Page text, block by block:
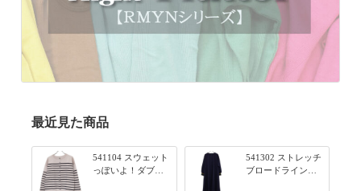
最近見た商品
541104 スウェット
っぽいよ！ダブル
541302 ストレッチ
ブロードライン入